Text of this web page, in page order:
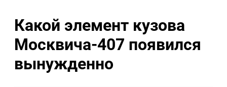
Какой элемент кузова
Москвича-407 появился
вынужденно